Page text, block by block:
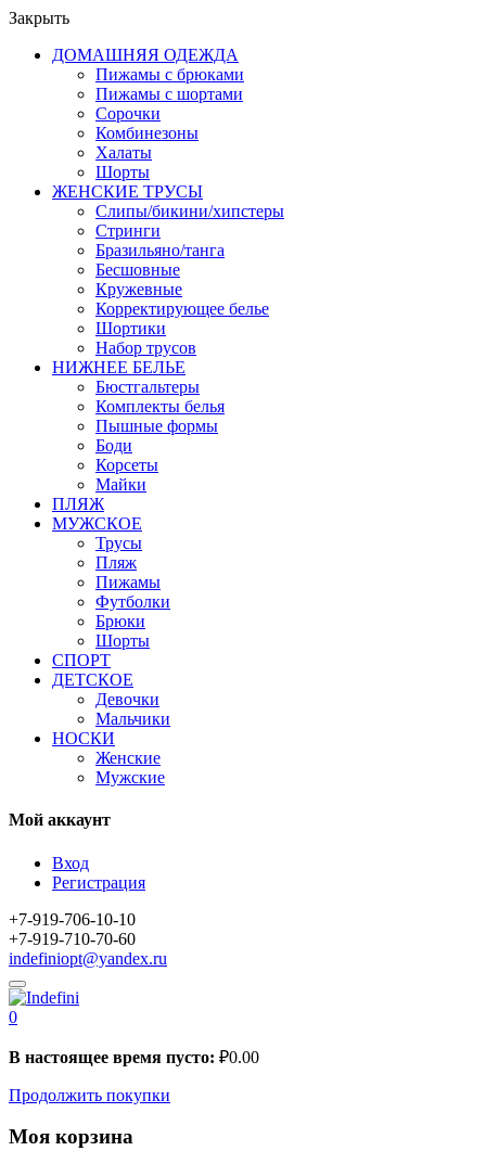
Закрыть
ДОМАШНЯЯ ОДЕЖДА
Пижамы с брюками
Пижамы с шортами
Сорочки
Комбинезоны
Халаты
Шорты
ЖЕНСКИЕ ТРУСЫ
Слипы/бикини/хипстеры
Стринги
Бразильяно/танга
Бесшовные
Кружевные
Корректирующее белье
Шортики
Набор трусов
НИЖНЕЕ БЕЛЬЕ
Бюстгальтеры
Комплекты белья
Пышные формы
Боди
Корсеты
Майки
ПЛЯЖ
МУЖСКОЕ
Трусы
Пляж
Пижамы
Футболки
Брюки
Шорты
СПОРТ
ДЕТСКОЕ
Девочки
Мальчики
НОСКИ
Женские
Мужские
Мой аккаунт
Вход
Регистрация
+7-919-706-10-10
+7-919-710-70-60
indefiniopt@yandex.ru
0
В настоящее время пусто: ₽0.00
Продолжить покупки
Моя корзина